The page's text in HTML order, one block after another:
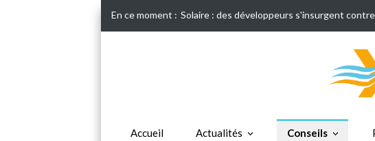
En ce moment : Solaire : des développeurs s'insurgent
Accueil Actualités Conseils